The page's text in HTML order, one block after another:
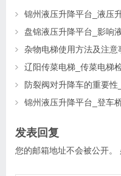
锦州液压升降平台_液压
盘锦液压升降平台_影响
杂物电梯使用方法及注
辽阳传菜电梯_传菜电梯
防裂阀对升降车的重要
锦州液压升降平台_登车
发表回复
您的邮箱地址不会被公开。